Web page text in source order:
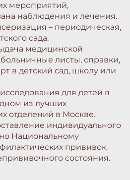
мероприятий,
наблюдения и лечения.
– периодическая,
сада.
медицинской
листы, справки,
в детский сад, школу или
для детей в
из лучших
отделений в Москве.
индивидуального
Национальному
прививок.
состояния.